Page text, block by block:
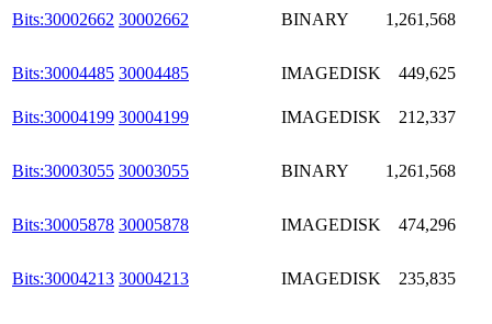
Bits:30002662 30002662 BINARY 1,261,568
Bits:30004485 30004485 IMAGEDISK 449,625
Bits:30004199 30004199 IMAGEDISK 212,337
Bits:30003055 30003055 BINARY 1,261,568
Bits:30005878 30005878 IMAGEDISK 474,296
Bits:30004213 30004213 IMAGEDISK 235,835